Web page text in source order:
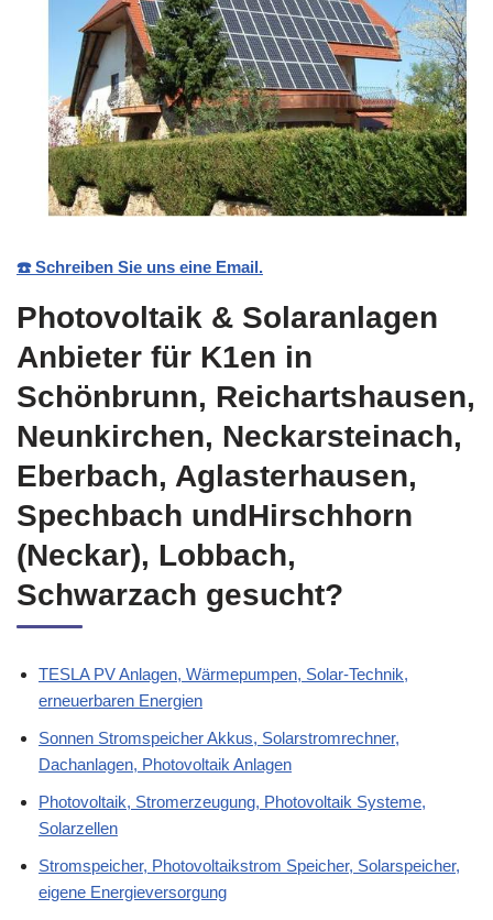
☎️ Schreiben Sie uns eine Email.
Photovoltaik & Solaranlagen
Anbieter für K1en in
Schönbrunn, Reichartshausen,
Neunkirchen, Neckarsteinach,
Eberbach, Aglasterhausen,
Spechbach undHirschhorn
(Neckar), Lobbach,
Schwarzach gesucht?
TESLA PV Anlagen, Wärmepumpen, Solar-Technik,
erneuerbaren Energien
Sonnen Stromspeicher Akkus, Solarstromrechner,
Dachanlagen, Photovoltaik Anlagen
Photovoltaik, Stromerzeugung, Photovoltaik Systeme,
Solarzellen
Stromspeicher, Photovoltaikstrom Speicher, Solarspeicher,
eigene Energieversorgung